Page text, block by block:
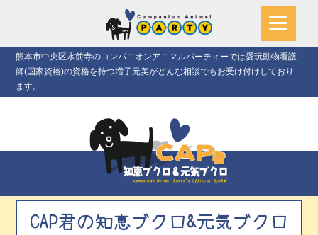
熊本市中央区水前寺のコンパニオンアニマルパーティーでは愛玩動物看護
師(国家資格)の資格を持つ増子元美がどんな相談でもお受け付けしており
ます。
CAP君の知恵ブクロ&元気ブクロ